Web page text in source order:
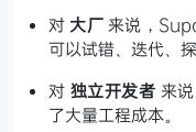
对 大厂来说，
可以试错、迭代、探
对 独立开发者 来
了大量工程成本。